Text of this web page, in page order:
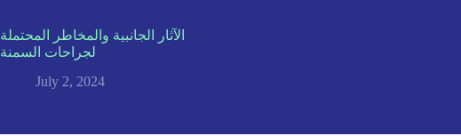
الآثار الجانبية والمخاطر المحتملة
لجراحات السمنة
July 2, 2024